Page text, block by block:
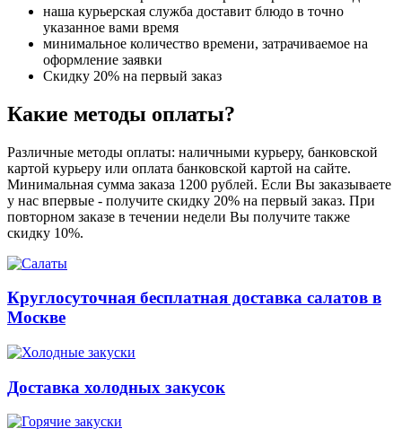
наша курьерская служба доставит блюдо в точно
указанное вами время
минимальное количество времени, затрачиваемое на
оформление заявки
Скидку 20% на первый заказ
Какие методы оплаты?
Различные методы оплаты: наличными курьеру, банковской
картой курьеру или оплата банковской картой на сайте.
Минимальная сумма заказа 1200 рублей. Если Вы заказываете
у нас впервые - получите скидку 20% на первый заказ. При
повторном заказе в течении недели Вы получите также
скидку 10%.
Круглосуточная бесплатная доставка салатов в
Москве
Доставка холодных закусок